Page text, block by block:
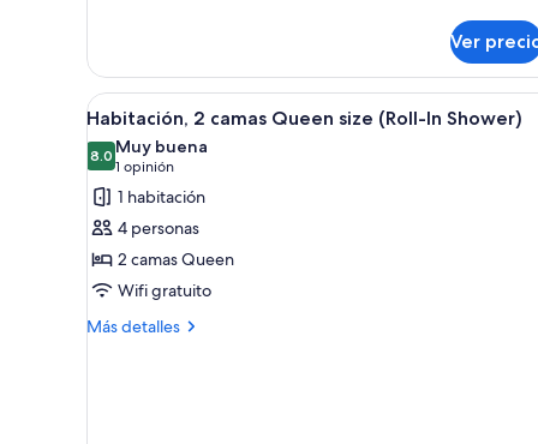
2
camas
Queen
Ver
Abrir
todas
las
fotos
de
Habitación,
2
camas
Queen
Habitación de hotel con dos
7
Habitación, 2 camas Queen size (Roll-In Shower)
8.08.0 de 10
Muy buena
1 opinión
(1
opinión)
1 habitación
4 personas
2 camas Queen
Wifi gratuito
Más detalles
Más